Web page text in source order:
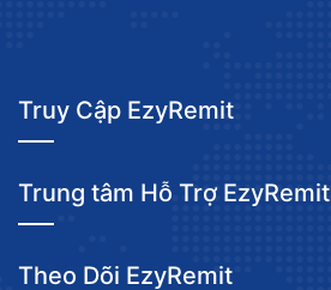
Truy Cập EzyRemit
Trung tâm Hỗ Trợ EzyRemit
Theo Dõi EzyRemit